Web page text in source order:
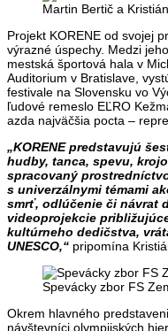
Martin Bertič a
Projekt KORENE od svojej
výrazné úspechy. Medzi
mestská športová hala v
Auditorium v Bratislave,
festivale na Slovensku vo
ľudové remeslo EĽRO
azda najväčšia pocta –
„KORENE predstavujú
hudby, tanca, spevu,
spracovaný
s univerzálnymi témami
smrť, odlúčenie či návrat
videoprojekcie
kultúrneho dedičstva,
UNESCO,“ pripomína
Spevácky zbor FS
Okrem hlavného
návštevníci olympijských